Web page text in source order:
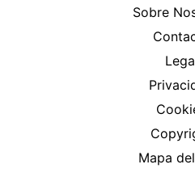
Sobre
Mapa